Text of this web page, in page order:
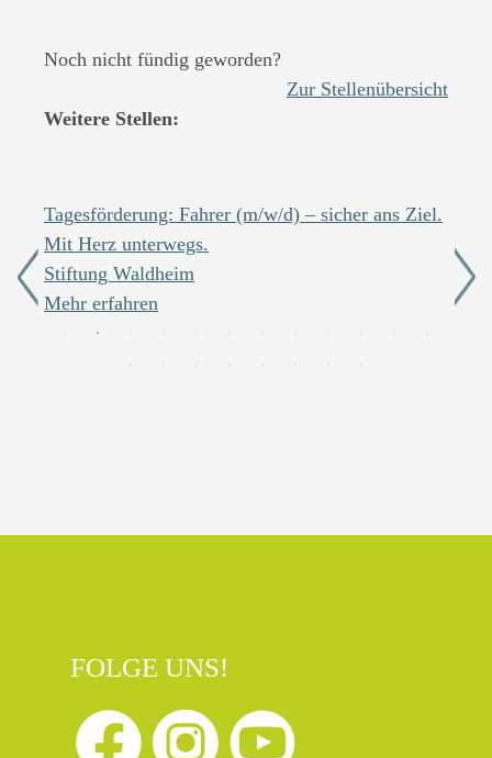
Noch nicht fündig geworden?
Weitere Stellen:
Zur Stellenübersicht
Tagesförderung: Fahrer (m/w/d) – sicher ans Ziel.
Mit Herz unterwegs.
Stiftung Waldheim
Mehr erfahren
(m/
FOLGE UNS!